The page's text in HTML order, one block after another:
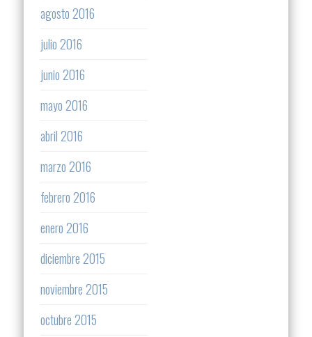
agosto 2016
julio 2016
junio 2016
mayo 2016
abril 2016
marzo 2016
febrero 2016
enero 2016
diciembre 2015
noviembre 2015
octubre 2015